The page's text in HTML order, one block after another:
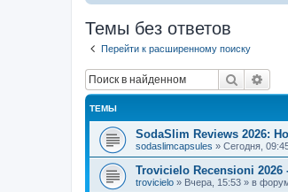
Темы без ответов
Перейти к расширенному поиску
Поиск
ТЕМЫ
SodaSlim Reviews 2026:
sodaslimcapsules » Сегодня,
Trovicielo Recensioni
trovicielo » Вчера, 15:53 » в